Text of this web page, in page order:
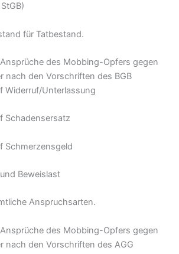
für Tatbestand.
des Mobbing-Opfers gegen
nach den Vorschriften des BGB
Widerruf/Unterlassung
Schadensersatz
Schmerzensgeld
Beweislast
Anspruchsarten.
des Mobbing-Opfers gegen
nach den Vorschriften des AGG